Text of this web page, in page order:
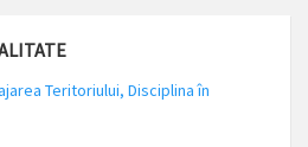
Teritoriului, Disciplina în